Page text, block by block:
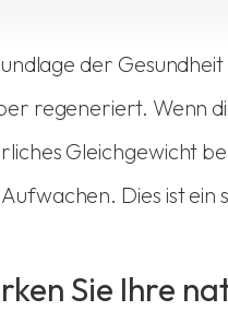
der
regeneriert. Wenn
Gleichgewicht
Dies ist
Sie Ihre